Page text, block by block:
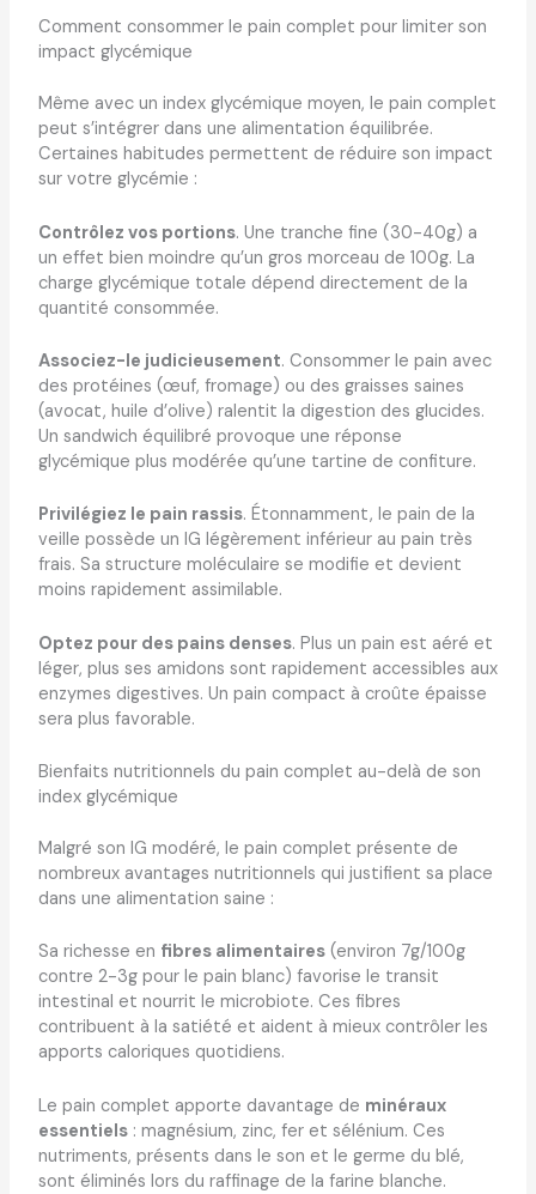
Comment consommer le pain complet pour limiter son
impact glycémique
Même avec un index glycémique moyen, le pain complet
peut s’intégrer dans une alimentation équilibrée.
Certaines habitudes permettent de réduire son impact
sur votre glycémie :
Contrôlez vos portions. Une tranche fine (30-40g) a
un effet bien moindre qu’un gros morceau de 100g. La
charge glycémique totale dépend directement de la
quantité consommée.
Associez-le judicieusement. Consommer le pain avec
des protéines (œuf, fromage) ou des graisses saines
(avocat, huile d’olive) ralentit la digestion des glucides.
Un sandwich équilibré provoque une réponse
glycémique plus modérée qu’une tartine de confiture.
Privilégiez le pain rassis. Étonnamment, le pain de la
veille possède un IG légèrement inférieur au pain très
frais. Sa structure moléculaire se modifie et devient
moins rapidement assimilable.
Optez pour des pains denses. Plus un pain est aéré et
léger, plus ses amidons sont rapidement accessibles aux
enzymes digestives. Un pain compact à croûte épaisse
sera plus favorable.
Bienfaits nutritionnels du pain complet au-delà de son
index glycémique
Malgré son IG modéré, le pain complet présente de
nombreux avantages nutritionnels qui justifient sa place
dans une alimentation saine :
Sa richesse en fibres alimentaires(environ 7g/100g
contre 2-3g pour le pain blanc) favorise le transit
intestinal et nourrit le microbiote. Ces fibres
contribuent à la satiété et aident à mieux contrôler les
apports caloriques quotidiens.
Le pain complet apporte davantage de minéraux
essentiels: magnésium, zinc, fer et sélénium. Ces
nutriments, présents dans le son et le germe du blé,
sont éliminés lors du raffinage de la farine blanche.